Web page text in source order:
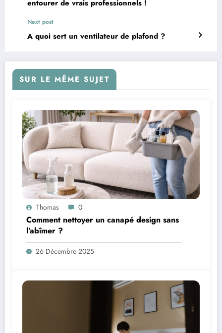
entourer de vrais professionnels !
Next post
A quoi sert un ventilateur de plafond ?
SUR LE MÊME SUJET
Thomas 0
Comment nettoyer un canapé design sans
l’abîmer ?
26 Décembre 2025